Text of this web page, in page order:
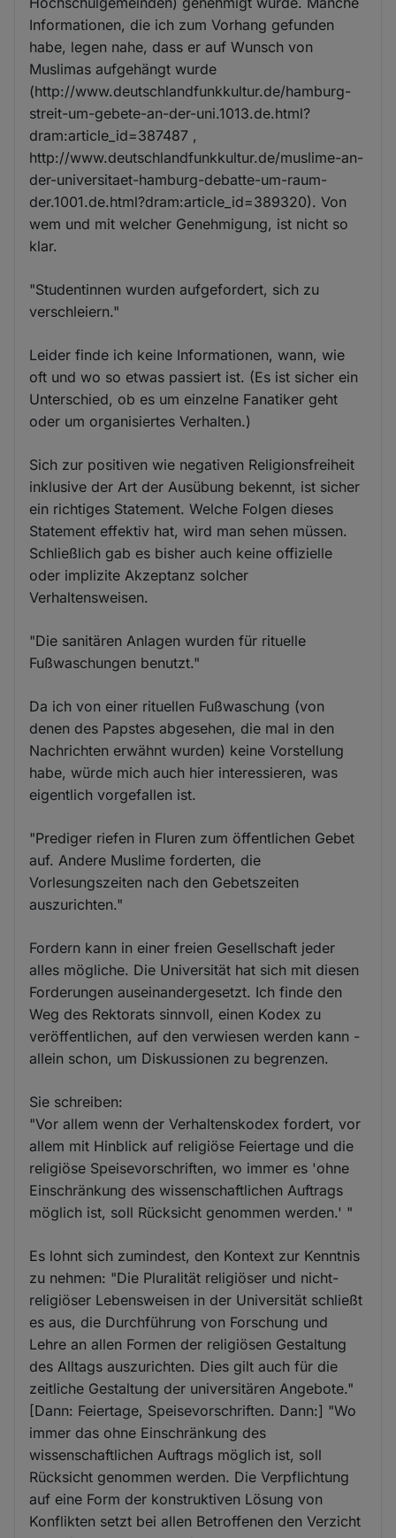
Informationen, die ich zum Vorhang gefunden
habe, legen nahe, dass er auf Wunsch von
Muslimas aufgehängt wurde
(http://www.deutschlandfunkkultur.de/hamburg-
streit-um-gebete-an-der-uni.1013.de.html?
dram:article_id=387487 ,
http://www.deutschlandfunkkultur.de/muslime-an-
der-universitaet-hamburg-debatte-um-raum-
der.1001.de.html?dram:article_id=389320). Von
wem und mit welcher Genehmigung, ist nicht so
klar.
"Studentinnen wurden aufgefordert, sich zu
verschleiern."
Leider finde ich keine Informationen, wann, wie
oft und wo so etwas passiert ist. (Es ist sicher ein
Unterschied, ob es um einzelne Fanatiker geht
oder um organisiertes Verhalten.)
Sich zur positiven wie negativen Religionsfreiheit
inklusive der Art der Ausübung bekennt, ist sicher
ein richtiges Statement. Welche Folgen dieses
Statement effektiv hat, wird man sehen müssen.
Schließlich gab es bisher auch keine offizielle
oder implizite Akzeptanz solcher
Verhaltensweisen.
"Die sanitären Anlagen wurden für rituelle
Fußwaschungen benutzt."
Da ich von einer rituellen Fußwaschung (von
denen des Papstes abgesehen, die mal in den
Nachrichten erwähnt wurden) keine Vorstellung
habe, würde mich auch hier interessieren, was
eigentlich vorgefallen ist.
"Prediger riefen in Fluren zum öffentlichen Gebet
auf. Andere Muslime forderten, die
Vorlesungszeiten nach den Gebetszeiten
auszurichten."
Fordern kann in einer freien Gesellschaft jeder
alles mögliche. Die Universität hat sich mit diesen
Forderungen auseinandergesetzt. Ich finde den
Weg des Rektorats sinnvoll, einen Kodex zu
veröffentlichen, auf den verwiesen werden kann -
allein schon, um Diskussionen zu begrenzen.
Sie schreiben:
"Vor allem wenn der Verhaltenskodex fordert, vor
allem mit Hinblick auf religiöse Feiertage und die
religiöse Speisevorschriften, wo immer es 'ohne
Einschränkung des wissenschaftlichen Auftrags
möglich ist, soll Rücksicht genommen werden.' "
Es lohnt sich zumindest, den Kontext zur Kenntnis
zu nehmen: "Die Pluralität religiöser und nicht-
religiöser Lebensweisen in der Universität schließt
es aus, die Durchführung von Forschung und
Lehre an allen Formen der religiösen Gestaltung
des Alltags auszurichten. Dies gilt auch für die
zeitliche Gestaltung der universitären Angebote."
[Dann: Feiertage, Speisevorschriften. Dann:] "Wo
immer das ohne Einschränkung des
wissenschaftlichen Auftrags möglich ist, soll
Rücksicht genommen werden. Die Verpflichtung
auf eine Form der konstruktiven Lösung von
Konflikten setzt bei allen Betroffenen den Verzicht